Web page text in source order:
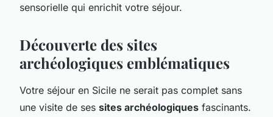
sensorielle qui enrichit votre séjour.
Découverte des sites
archéologiques emblématiques
Votre séjour en Sicile ne serait pas complet sans
une visite de ses sites archéologiques fascinants.